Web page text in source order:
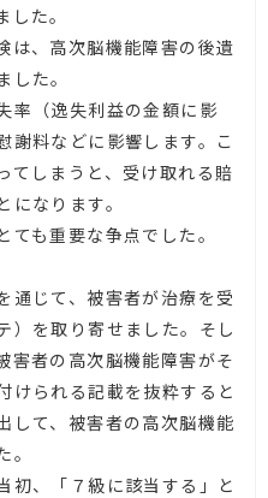
た。
は、高次脳機能障害の後遺
た。
率（逸失利益の金額に影
謝料などに影響します。こ
てしまうと、受け取れる賠
なります。
も重要な争点でした。
通じて、被害者が治療を受
）を取り寄せました。そし
害者の高次脳機能障害がそ
けられる記載を抜粋すると
して、被害者の高次脳機能
初、「７級に該当する」と